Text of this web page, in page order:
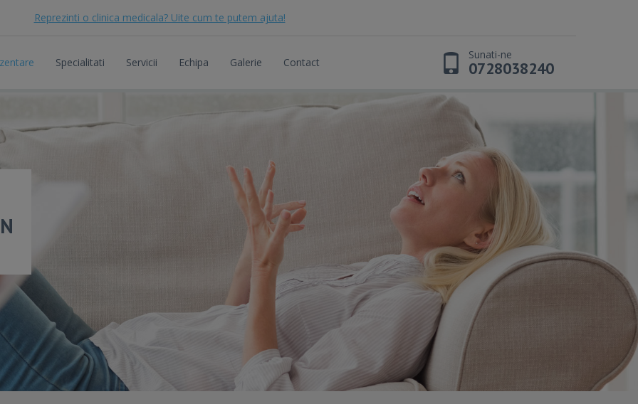
Reprezinti o clinica medicala? Uite cum te putem ajuta!
Specialitati Servicii Echipa Galerie Contact
Sunati-ne
0728038240